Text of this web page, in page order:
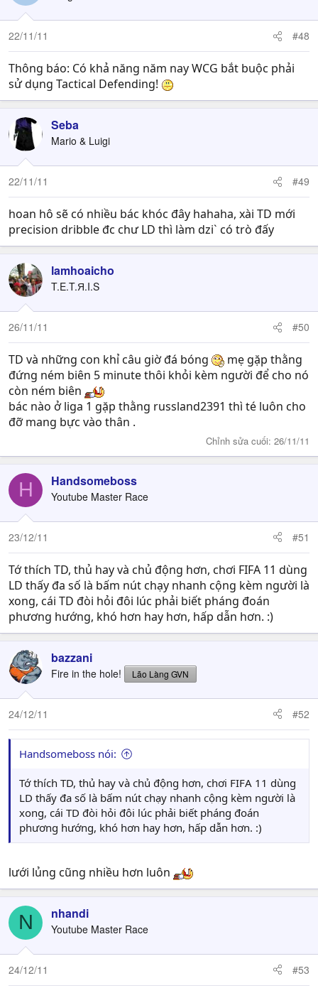
22/11/11 #48
Thông báo: Có khả năng năm nay WCG bắt buộc phải
sử dụng Tactical Defending!
Seba
Mario & Luigi
22/11/11 #49
hoan hô sẽ có nhiều bác khóc đây hahaha, xài TD mới
precision dribble đc chư LD thì làm dzi` có trò đấy
lamhoaicho
T.E.T.Я.I.S
26/11/11 #50
TD và những con khỉ câu giờ đá bóng
mẹ gặp thằng
đứng ném biên 5 minute thôi khỏi kèm người để cho nó
còn ném biên
bác nào ở liga 1 gặp thằng russland2391 thì té luôn cho
đỡ mang bực vào thân .
Chỉnh sửa cuối: 26/11/11
H Handsomeboss
Youtube Master Race
23/12/11 #51
Tớ thích TD, thủ hay và chủ động hơn, chơi FIFA 11 dùng
LD thấy đa số là bấm nút chạy nhanh cộng kèm người là
xong, cái TD đòi hỏi đôi lúc phải biết pháng đoán
phương hướng, khó hơn hay hơn, hấp dẫn hơn. :)
bazzani
Fire in the hole! Lão Làng GVN
24/12/11 #52
Handsomeboss nói:
Tớ thích TD, thủ hay và chủ động hơn, chơi FIFA 11 dùng
LD thấy đa số là bấm nút chạy nhanh cộng kèm người là
xong, cái TD đòi hỏi đôi lúc phải biết pháng đoán
phương hướng, khó hơn hay hơn, hấp dẫn hơn. :)
lưới lủng cũng nhiều hơn luôn
N nhandi
Youtube Master Race
24/12/11 #53